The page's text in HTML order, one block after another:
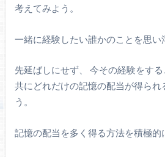
考えてみよう。
一緒に経験したい誰かのことを思い
先延ばしにせず、 今その経験をす
共にどれだけの記憶の配当が得られ
う。
記憶の配当を多く得る方法を積極的